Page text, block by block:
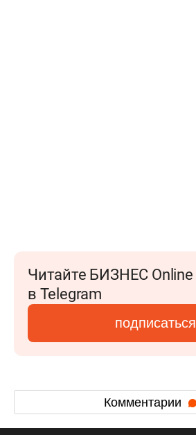
Читайте БИЗНЕС Online
в Telegram
подписаться
Комментарии